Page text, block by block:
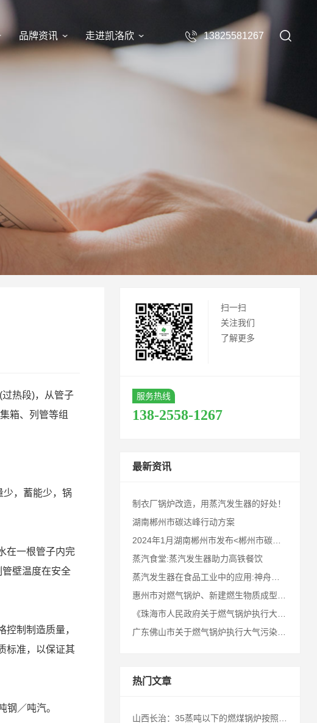
品牌资讯 走进凯洛欣 13825581267
热段)，从管子
箱、列管等组
，蓄能少，锅
在一根管子内完
壁温度在安全
制制造质量，
标准，以保证其
／吨汽。
扫一扫
关注我们
了解更多
服务热线
138-2558-1267
最新资讯
制衣厂锅炉改造，用蒸汽发生器的好处！
湖南郴州市碳达峰行动方案
蒸汽食堂:蒸汽发生器助力高铁餐饮
热门文章